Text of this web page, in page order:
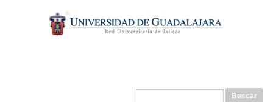
contenido
principal
Formulario de búsqueda
Buscar